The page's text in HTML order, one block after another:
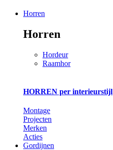
Horren
Horren
Hordeur
Raamhor
HORREN per interieurstijl
Montage
Projecten
Merken
Acties
Gordijnen